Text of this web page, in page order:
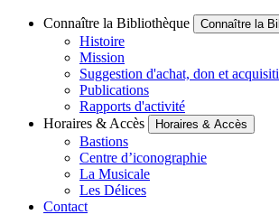
Connaître la Bibliothèque Connaître la
Histoire
Mission
Suggestion d'achat, don et
Publications
Rapports d'activité
Horaires & Accès
Horaires & Accès
Bastions
Centre d’iconographie
La Musicale
Les Délices
Contact